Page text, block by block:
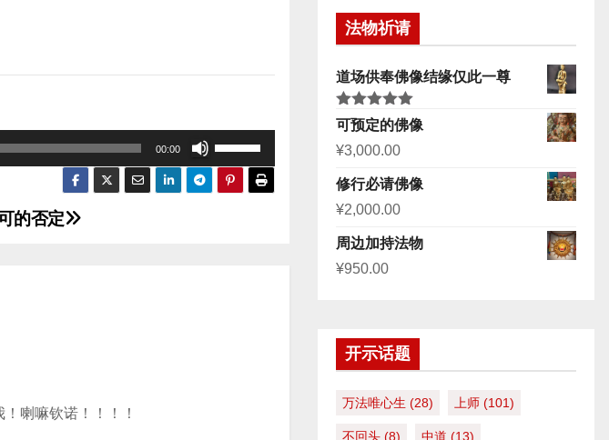
00:00
使
用
上
的否定
喇嘛钦诺！！！！
法物祈请
道场供奉佛像结缘仅此一尊
评分5.00
&sol; 5
可预定的佛像
¥3,000.00
修行必请佛像
¥2,000.00
周边加持法物
¥950.00
开示话题
万法唯心生 (28) 上师 (101)
不回头 (8) 中道 (13)